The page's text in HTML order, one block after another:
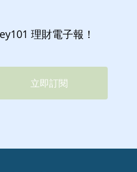
理財電子報！